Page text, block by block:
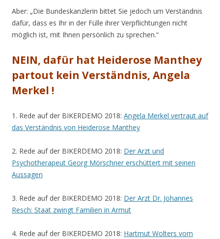
Aber: „Die Bundeskanzlerin bittet Sie jedoch um Verständnis
dafür, dass es Ihr in der Fülle ihrer Verpflichtungen nicht
möglich ist, mit Ihnen persönlich zu sprechen.“
NEIN, dafür hat Heiderose Manthey
partout kein Verständnis, Angela
Merkel !
1. Rede auf der BIKERDEMO 2018: Angela Merkel vertraut auf
das Verständnis von Heiderose Manthey
2. Rede auf der BIKERDEMO 2018: Der Arzt und
Psychotherapeut Georg Mörschner erschüttert mit seinen
Aussagen
3. Rede auf der BIKERDEMO 2018: Der Arzt Dr. Johannes
Resch: Staat zwingt Familien in Armut
4. Rede auf der BIKERDEMO 2018: Hartmut Wolters vom